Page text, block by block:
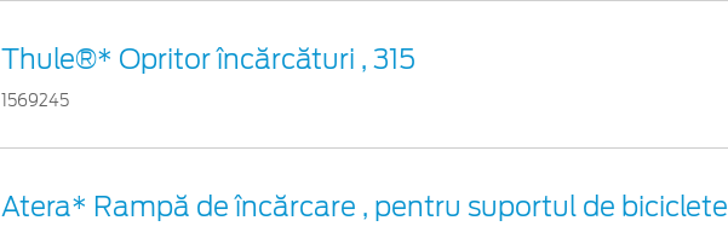
Thule®* Opritor încărcături , 315
1569245
Atera* Rampă de încărcare , pentru suportul de biciclete